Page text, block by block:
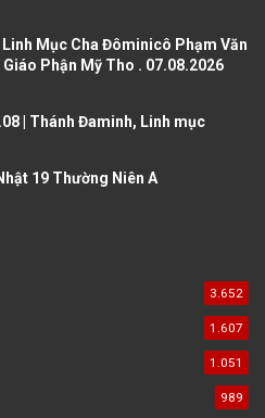
g
Mục Cha Đôminicô Phạm Văn
Phận Mỹ Tho . 07.08.2026
| Thánh Đaminh, Linh mục
19 Thường Niên A
3.652
1.607
1.051
989